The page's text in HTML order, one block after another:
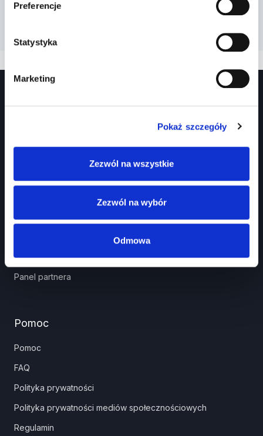
Preferencje
Statystyka
Marketing
Pokaż szczegóły
Zezwól na wszystkie
Zezwól na wybór
Odmowa
Kurs Teorii Prawo Jazdy przez Internet?
Jak zdać prawo jazdy?
Jakie dokumenty i wnioski potrzebujesz?
Znaki drogowe
Panel partnera
Pomoc
Pomoc
FAQ
Polityka prywatności
Polityka prywatności mediów społecznościowych
Regulamin